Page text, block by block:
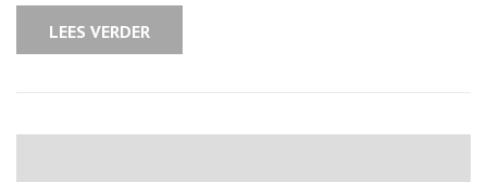
LEES VERDER